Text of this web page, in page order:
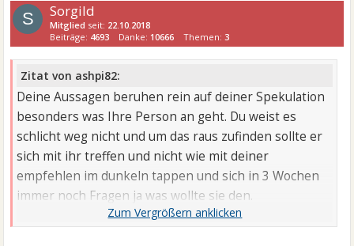
S Sorgild
Mitglied seit: 22.10.2018
Beiträge: 4693 Danke: 10666 Themen: 3
Zitat von ashpi82:
Deine Aussagen beruhen rein auf deiner Spekulation
besonders was Ihre Person an geht. Du weist es
schlicht weg nicht und um das raus zufinden sollte er
sich mit ihr treffen und nicht wie mit deiner
empfehlen im dunkeln tappen und sich in 3 Wochen
immer noch Fragen ja was wollte sie den.